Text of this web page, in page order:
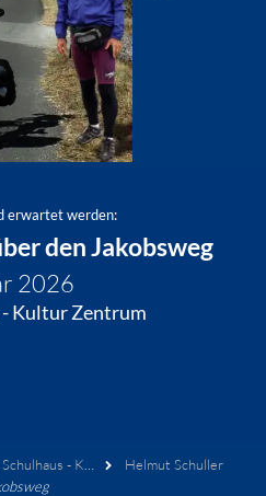
erwartet werden:
den Jakobsweg
2026
Kultur Zentrum
- Kultur Zentrum
Helmut Schuller